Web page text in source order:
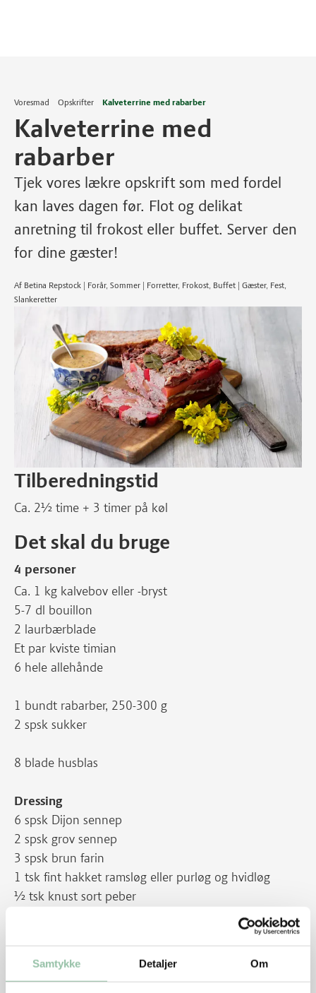
Samtykke Detaljer Om
Voresmad Opskrifter Kalveterrine med rabarber
Kalveterrine med
rabarber
Tjek vores lækre opskrift som med fordel
kan laves dagen før. Flot og delikat
anretning til frokost eller buffet. Server den
for dine gæster!
Af Betina Repstock | Forår, Sommer | Forretter, Frokost, Buffet | Gæster, Fest,
Slankeretter
Tilberedningstid
Ca. 2½ time + 3 timer på køl
Det skal du bruge
4 personer
Ca. 1 kg kalvebov eller -bryst
5-7 dl bouillon
2 laurbærblade
Et par kviste timian
6 hele allehånde
1 bundt rabarber, 250-300 g
2 spsk sukker
8 blade husblas
Dressing
6 spsk Dijon sennep
2 spsk grov sennep
3 spsk brun farin
1 tsk fint hakket ramsløg eller purløg og hvidløg
½ tsk knust sort peber
Tilbehør